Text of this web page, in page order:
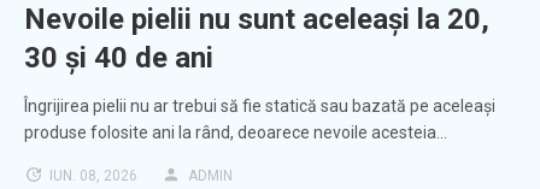
Nevoile pielii nu sunt aceleași la 20,
30 și 40 de ani
Îngrijirea pielii nu ar trebui să fie statică sau bazată pe aceleași
produse folosite ani la rând, deoarece nevoile acesteia…
IUN. 08, 2026 ADMIN